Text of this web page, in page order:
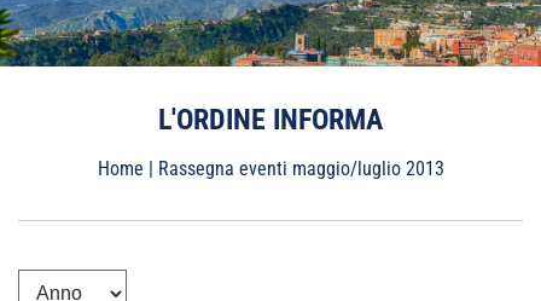
L'ORDINE INFORMA
Home | Rassegna eventi maggio/luglio 2013